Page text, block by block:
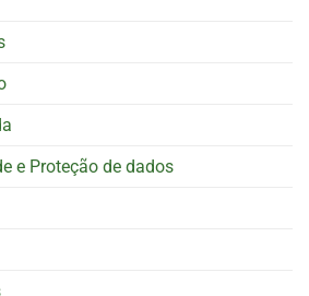
e Proteção de dados